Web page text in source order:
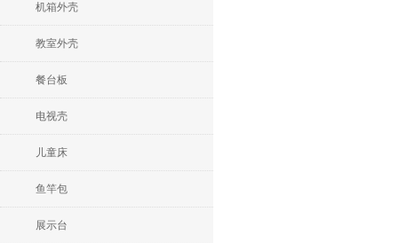
机箱外壳
教室外壳
餐台板
电视壳
儿童床
鱼竿包
展示台